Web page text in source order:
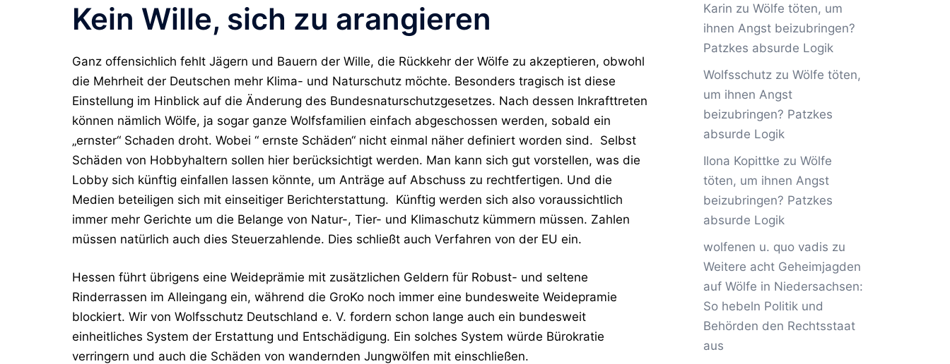
Kein Wille, sich zu arangieren
Ganz offensichlich fehlt Jägern und Bauern der Wille, die Rückkehr der Wölfe zu akzeptieren, obwohl
die Mehrheit der Deutschen mehr Klima- und Naturschutz möchte. Besonders tragisch ist diese
Einstellung im Hinblick auf die Änderung des Bundesnaturschutzgesetzes. Nach dessen Inkrafttreten
können nämlich Wölfe, ja sogar ganze Wolfsfamilien einfach abgeschossen werden, sobald ein
„ernster“ Schaden droht. Wobei “ ernste Schäden“ nicht einmal näher definiert worden sind. Selbst
Schäden von Hobbyhaltern sollen hier berücksichtigt werden. Man kann sich gut vorstellen, was die
Lobby sich künftig einfallen lassen könnte, um Anträge auf Abschuss zu rechtfertigen. Und die
Medien beteiligen sich mit einseitiger Berichterstattung. Künftig werden sich also voraussichtlich
immer mehr Gerichte um die Belange von Natur-, Tier- und Klimaschutz kümmern müssen. Zahlen
müssen natürlich auch dies Steuerzahlende. Dies schließt auch Verfahren von der EU ein.
Hessen führt übrigens eine Weideprämie mit zusätzlichen Geldern für Robust- und seltene
Rinderrassen im Alleingang ein, während die GroKo noch immer eine bundesweite Weidepramie
blockiert. Wir von Wolfsschutz Deutschland e. V. fordern schon lange auch ein bundesweit
einheitliches System der Erstattung und Entschädigung. Ein solches System würde Bürokratie
verringern und auch die Schäden von wandernden Jungwölfen mit einschließen.
Karin zu Wölfe töten, um
ihnen Angst beizubringen?
Patzkes absurde Logik
Wolfsschutzzu Wölfe töten,
um ihnen Angst
beizubringen? Patzkes
absurde Logik
Ilona Kopittke zu Wölfe
töten, um ihnen Angst
beizubringen? Patzkes
absurde Logik
wolfenen u. quo vadis zu
Weitere acht Geheimjagden
auf Wölfe in Niedersachsen:
So hebeln Politik und
Behörden den Rechtsstaat
aus